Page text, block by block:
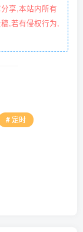
享,本站内所有
,若有侵权行为,
# 定时